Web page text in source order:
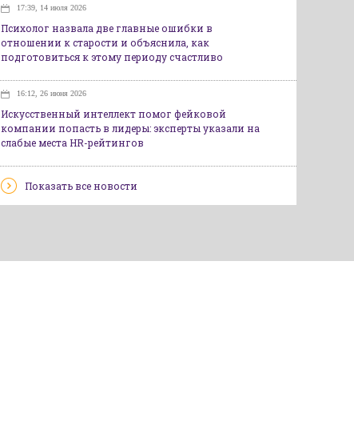
17:39, 14 июля 2026
Психолог назвала две главные ошибки в
отношении к старости и объяснила, как
подготовиться к этому периоду счастливо
16:12, 26 июня 2026
Искусственный интеллект помог фейковой
компании попасть в лидеры: эксперты указали на
слабые места HR-рейтингов
Показать все новости